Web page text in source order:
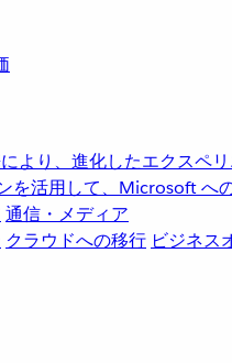
より、進化したエクスペ
を活用して、Microsoft へ
通信・メディア
クラウドへの移行 ビジネス